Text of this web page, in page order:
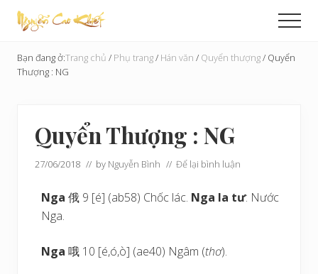
Menu
Skip
content
qua
sidebar
Tạo
Hoàn
Bạn đang ở:Trang chủ / Phụ trang/ Hán văn / Quyển thượng/ Quyển
Thượng : NG
Quyển Thượng : NG
27/06/2018 // by Nguyễn Bình // Để lại bình luận
Nga 俄 9 [é] (ab58) Chốc lác. Nga la tư: Nước
Nga.
Nga 哦 10 [é,ó,ò] (ae40) Ngâm (thơ).